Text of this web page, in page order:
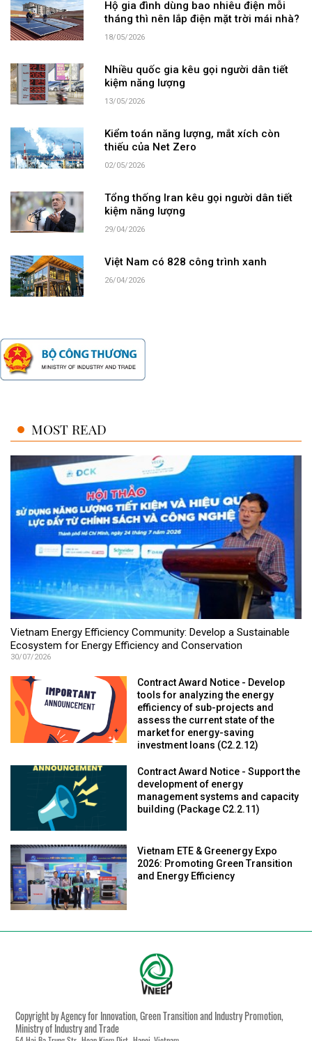
Hộ gia đình dùng bao nhiêu điện mỗi
tháng thì nên lắp điện mặt trời mái nhà?
18/05/2026
Nhiều quốc gia kêu gọi người dân tiết
kiệm năng lượng
13/05/2026
Kiểm toán năng lượng, mắt xích còn
thiếu của Net Zero
02/05/2026
Tổng thống Iran kêu gọi người dân tiết
kiệm năng lượng
29/04/2026
Việt Nam có 828 công trình xanh
26/04/2026
MOST READ
Vietnam Energy Efficiency Community: Develop a Sustainable
Ecosystem for Energy Efficiency and Conservation
30/07/2026
Contract Award Notice - Develop
tools for analyzing the energy
efficiency of sub-projects and
assess the current state of the
market for energy-saving
investment loans (C2.2.12)
Contract Award Notice - Support the
development of energy
management systems and capacity
building (Package C2.2.11)
Vietnam ETE & Greenergy Expo
2026: Promoting Green Transition
and Energy Efficiency
Copyright by Agency for Innovation, Green Transition and Industry Promotion,
Ministry of Industry and Trade